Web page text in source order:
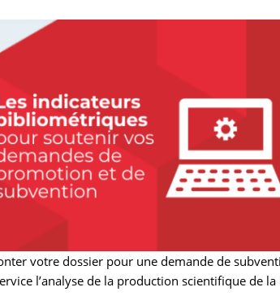
votre dossier pour une demande de
l’analyse de la production scientifique de